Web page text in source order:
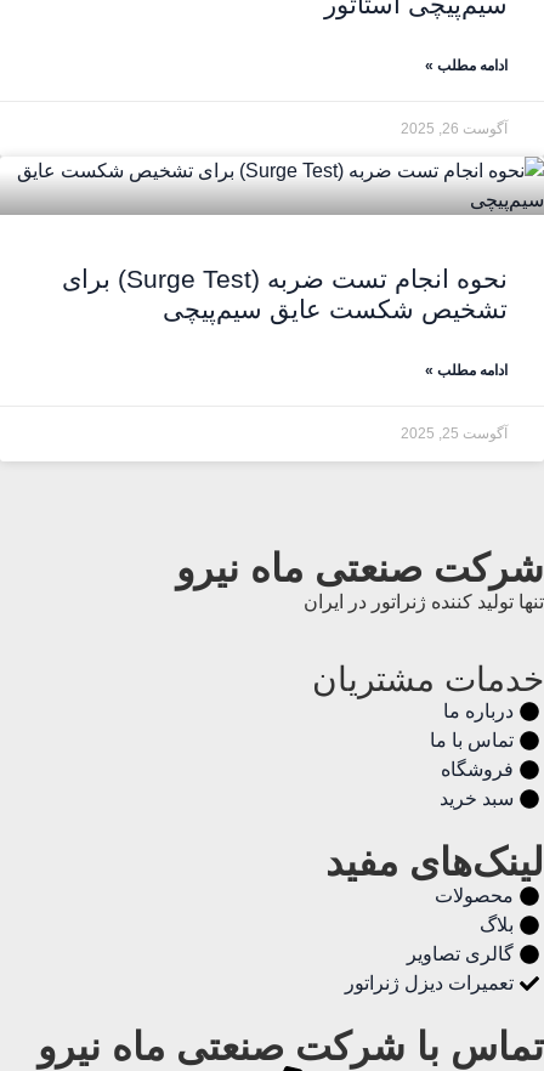
ادامه مطلب »
آگوست 26, 2025
نحوه انجام تست ضربه (Surge Test) برای
تشخیص شکست عایق سیم‌پیچی
ادامه مطلب »
آگوست 25, 2025
شرکت صنعتی ماه نیرو
تنها تولید کننده ژنراتور در ایران
خدمات مشتریان
درباره ما
تماس با ما
فروشگاه
سبد خرید
لینک‌های مفید
محصولات
بلاگ
گالری تصاویر
تعمیرات دیزل ژنراتور
تماس با شرکت صنعتی ماه نیرو